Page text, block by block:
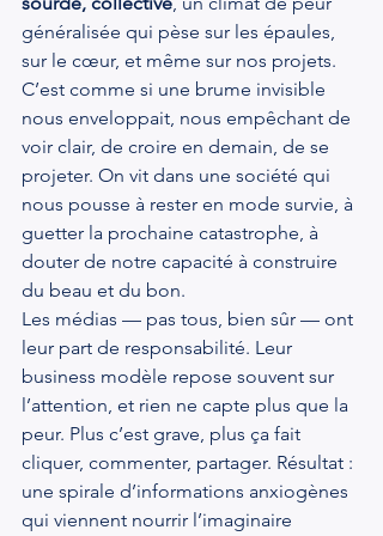
généralisée qui pèse sur les épaules,
sur le cœur, et même sur nos projets.
C’est comme si une brume invisible
nous enveloppait, nous empêchant de
voir clair, de croire en demain, de se
projeter. On vit dans une société qui
nous pousse à rester en mode survie, à
guetter la prochaine catastrophe, à
douter de notre capacité à construire
du beau et du bon.
Les médias — pas tous, bien sûr — ont
leur part de responsabilité. Leur
business modèle repose souvent sur
l’attention, et rien ne capte plus que la
peur. Plus c’est grave, plus ça fait
cliquer, commenter, partager. Résultat :
une spirale d’informations anxiogènes
qui viennent nourrir l’imaginaire